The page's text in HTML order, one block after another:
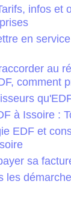
infos et
en
au
comment
à Issoire :
EDF et
sa
les